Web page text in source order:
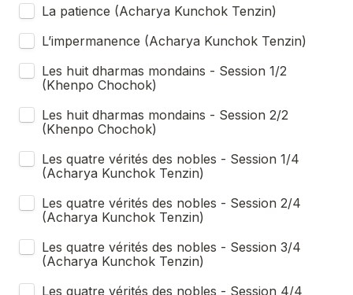
La patience (Acharya Kunchok Tenzin)
L’impermanence (Acharya Kunchok Tenzin)
Les huit dharmas mondains - Session 1/2
Les huit dharmas mondains - Session 2/2
(Khenpo Chochok)
Les quatre vérités des nobles - Session 1/4
(Acharya Kunchok Tenzin)
Les quatre vérités des nobles - Session 2/4
(Acharya Kunchok Tenzin)
Les quatre vérités des nobles - Session 3/4
(Acharya Kunchok Tenzin)
Les quatre vérités des nobles - Session 4/4